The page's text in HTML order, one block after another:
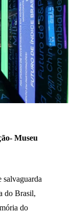
Museu
salvaguarda
do Brasil,
do